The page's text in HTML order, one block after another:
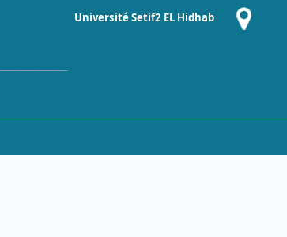
Université Setif2 EL Hidhab